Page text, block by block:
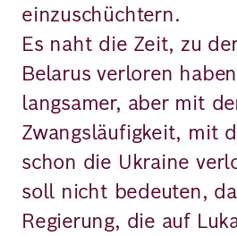
einzuschüchtern.
Es naht die Zeit, zu
Belarus verloren
langsamer, aber mit
Zwangsläufigkeit, mit
schon die Ukraine
soll nicht bedeuten,
Regierung, die auf